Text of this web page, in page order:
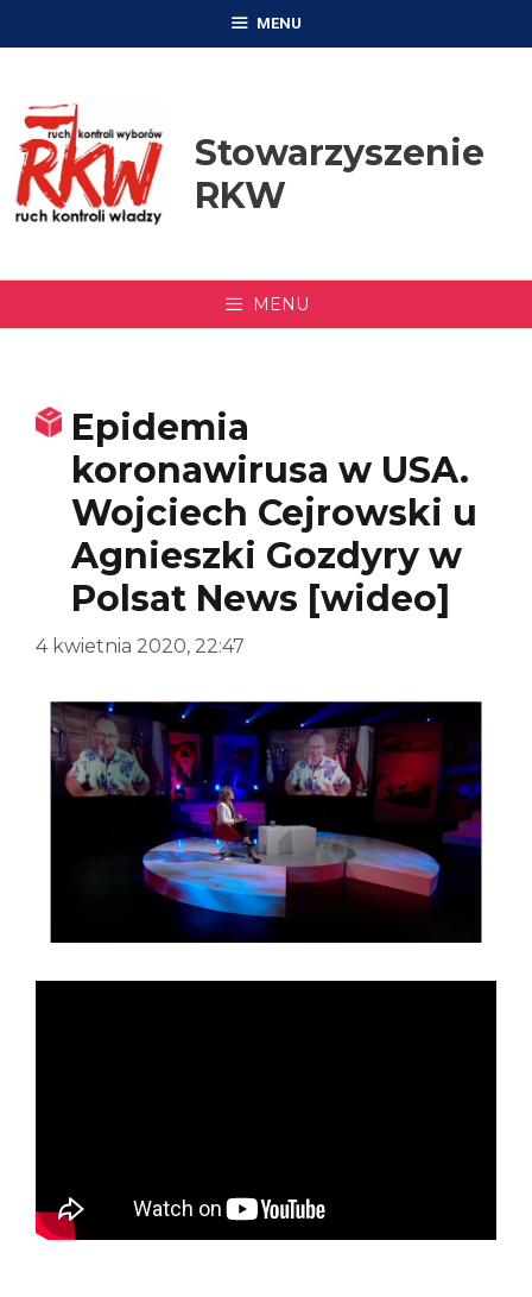
MENU
Stowarzyszenie
RKW
MENU
Epidemia
koronawirusa w USA.
Wojciech Cejrowski u
Agnieszki Gozdyry w
Polsat News [wideo]
4 kwietnia 2020, 22:47